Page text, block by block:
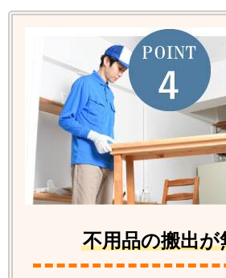
不用品の搬出が